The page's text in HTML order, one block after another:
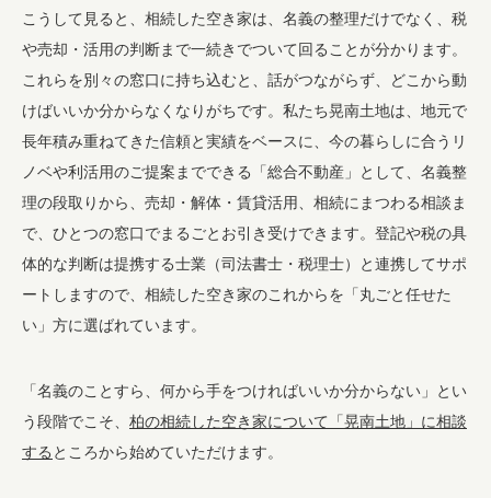
こうして見ると、相続した空き家は、名義の整理だけでなく、税
や売却・活用の判断まで一続きでついて回ることが分かります。
これらを別々の窓口に持ち込むと、話がつながらず、どこから動
けばいいか分からなくなりがちです。私たち晃南土地は、地元で
長年積み重ねてきた信頼と実績をベースに、今の暮らしに合うリ
ノベや利活用のご提案までできる「総合不動産」として、名義整
理の段取りから、売却・解体・賃貸活用、相続にまつわる相談ま
で、ひとつの窓口でまるごとお引き受けできます。登記や税の具
体的な判断は提携する士業（司法書士・税理士）と連携してサポ
ートしますので、相続した空き家のこれからを「丸ごと任せた
い」方に選ばれています。
「名義のことすら、何から手をつければいいか分からない」とい
う段階でこそ、 柏の相続した空き家について「晃南土地」に相談
する ところから始めていただけます。